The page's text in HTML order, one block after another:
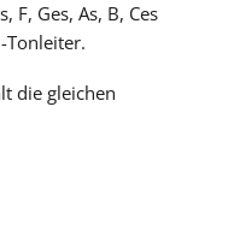
F, Ges, As, B, Ces
Tonleiter.
die gleichen